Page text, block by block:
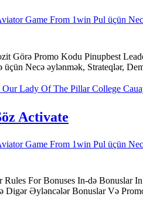
Game From 1win Pul
Görə Promo Kodu Pinupbest
Necə əylənmək, Strateqlər,
Our Lady Of The Pillar College
Activate
Game From 1win Pul
For Bonuses In-də Bonuslar
Digər Əyləncələr Bonuslar Və